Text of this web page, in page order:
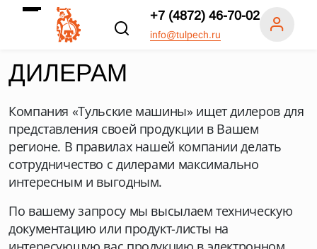
+7 (4872) 46-70-02
info@tulpech.ru
ДИЛЕРАМ
Компания «Тульские машины» ищет дилеров для
представления своей продукции в Вашем
регионе. В правилах нашей компании делать
сотрудничество с дилерами максимально
интересным и выгодным.
По вашему запросу мы высылаем техническую
документацию или продукт-листы на